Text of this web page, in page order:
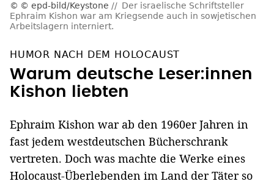
© epd-bild/Keystone
Der israelische Schriftsteller
Ephraim Kishon war am Kriegsende auch in sowjetischen
Arbeitslagern interniert.
HUMOR NACH DEM HOLOCAUST
Warum deutsche Leser:innen
Kishon liebten
Ephraim Kishon war ab den 1960er Jahren in
fast jedem westdeutschen Bücherschrank
vertreten. Doch was machte die Werke eines
Holocaust-Überlebenden im Land der Täter so